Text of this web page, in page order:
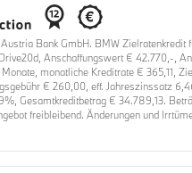
Bank GmbH. BMW Zielratenkredit
Anschaffungswert € 42.770,-,
monatliche Kreditrate € 365,11,
€ 260,00, eff. Jahreszinssatz
Gesamtkreditbetrag € 34.789,13.
freibleibend. Änderungen und